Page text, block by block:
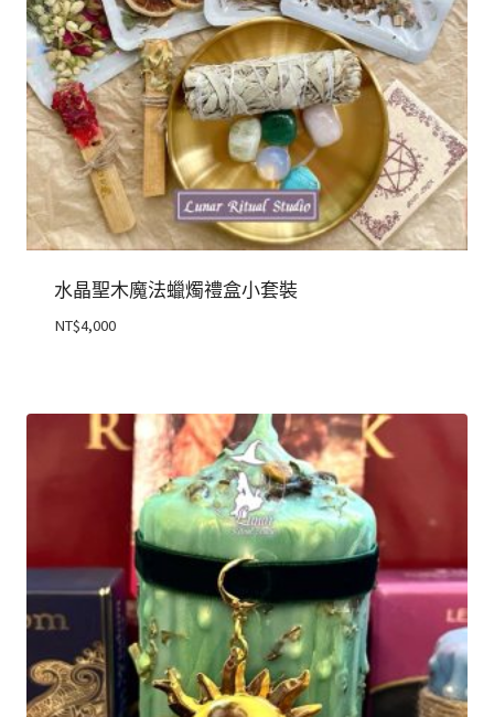
水晶聖木魔法蠟燭禮盒小套裝
NT$4,000